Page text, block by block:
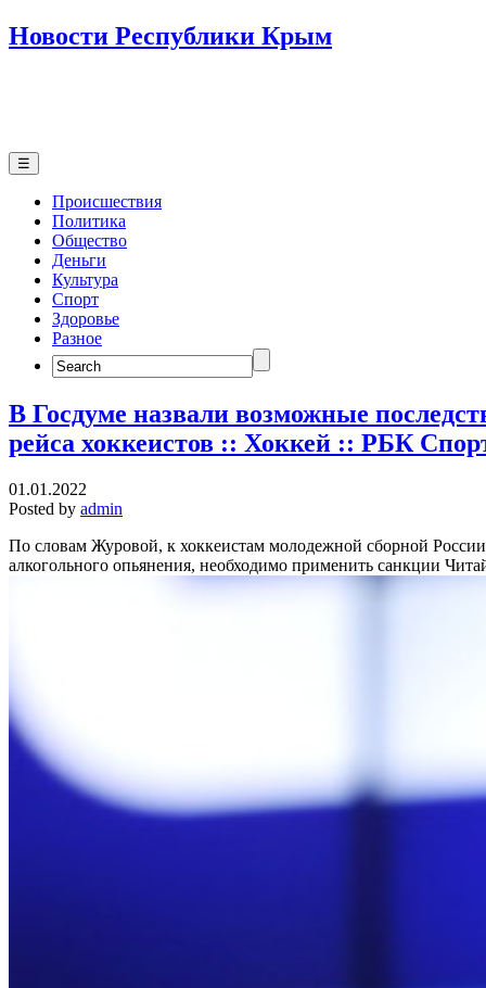
Новости Республики Крым
☰
Происшествия
Политика
Общество
Деньги
Культура
Спорт
Здоровье
Разное
Search
for:
В Госдуме назвали возможные
рейса хоккеистов :: Хоккей :: РБК
01.01.2022
Posted by admin
По словам Журовой, к хоккеистам молодежной сборной
алкогольного опьянения, необходимо применить санкции